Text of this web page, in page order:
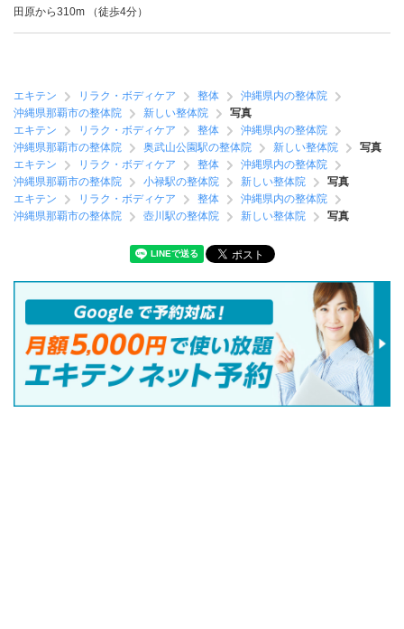
田原から310m （徒歩4分）
エキテン リラク・ボディケア 整体
沖縄県内の整体院
沖縄県那覇市の整体院
新しい整体院
写真
エキテン
リラク・ボディケア 整体
沖縄県内の整体院
沖縄県那覇市の整体院
奥武山公園駅の整体院 新しい整体院
写真
エキテン
リラク・ボディケア 整体
沖縄県内の整体院
沖縄県那覇市の整体院
小禄駅の整体院 新しい整体院
写真
エキテン
リラク・ボディケア 整体
沖縄県内の整体院
沖縄県那覇市の整体院
壺川駅の整体院 新しい整体院 写真